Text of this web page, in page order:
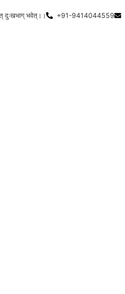
दुःखभाग् भवेत्।। +91-9414044559